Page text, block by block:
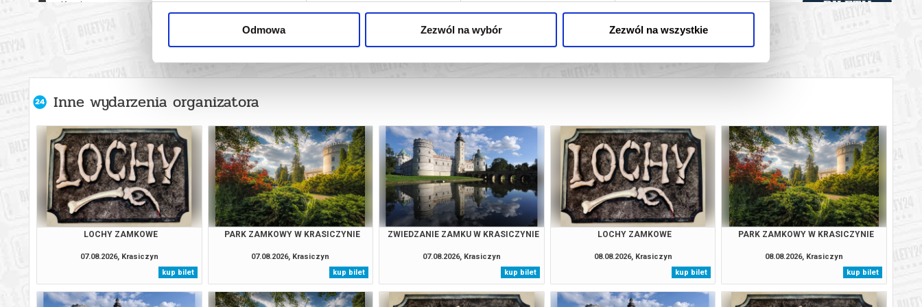
Odmowa Zezwól na wybór Zezwól na wszystkie
Krasiczyn 18.08.2026 , g. 07:00 - 19:00(wtorek) od 27,00 pln BILETY
Krasiczyn Zamek w Krasiczynie
Krasiczyn 20.08.2026 , g. 07:00 - 19:00(czwartek) Zamek w Krasiczynie od 27,00 pln BILETY
Krasiczyn
Krasiczyn 22.08.2026 , g. 07:00 - 19:00 (sobota) Zamek w Krasiczynie od 27,00 pln BILETY
Krasiczyn 23.08.2026 , g. 07:00 - 19:00(niedziela) Zamek w Krasiczynie od 27,00 pln BILETY
Krasiczyn
24.08.2026 , g. 07:00 - 19:00
(poniedziałek)
Zamek w Krasiczynie od 27,00 pln BILETY
Krasiczyn 25.08.2026 , g. 07:00 - 19:00 (wtorek) Zamek w Krasiczynie BILETY
Krasiczyn 26.08.2026 , g. 07:00 - 19:00(środa) Zamek w Krasiczynie od 27,00 pln BILETY
Inne wydarzenia organizatora
LOCHY ZAMKOWE
07.08.2026, Krasiczyn
kup bilet
PARK ZAMKOWY W KRASICZYNIE
07.08.2026, Krasiczyn
kup bilet
ZWIEDZANIE ZAMKU W KRASICZYNIE
07.08.2026, Krasiczyn
kup bilet
LOCHY ZAMKOWE
08.08.2026, Krasiczyn
kup bilet
PARK ZAMKOWY W KRASICZYNIE
08.08.2026, Krasiczyn
kup bilet